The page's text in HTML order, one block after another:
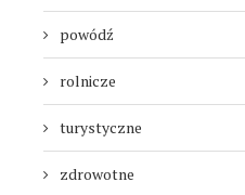
powódź
rolnicze
turystyczne
zdrowotne